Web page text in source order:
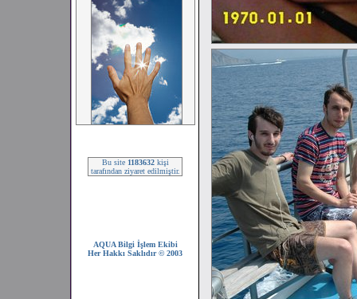
Bu site 1183632kişi
tarafından ziyaret edilmiştir.
AQUA Bilgi İşlem Ekibi
Her Hakkı Saklıdır © 2003